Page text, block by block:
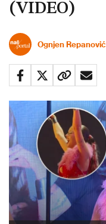
(VIDEO)
Ognjen Repanović